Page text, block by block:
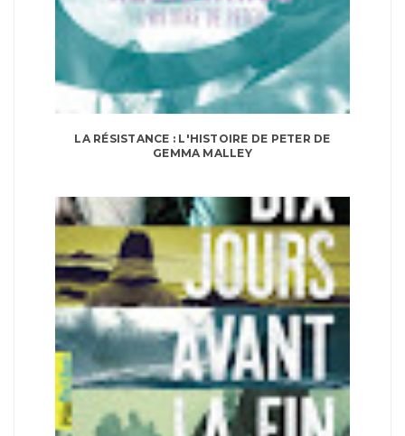
LA RÉSISTANCE : L'HISTOIRE DE PETER DE
GEMMA MALLEY